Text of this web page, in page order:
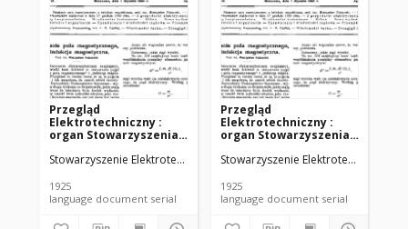
Przegląd
Elektrotechniczny :
organ Stowarzyszenia
Polskich R. VII z. 22
Stowarzyszenie Elektrotechników Polskich.
1925
language document serial
Przegląd
Elektrotechniczny :
organ Stowarzyszenia
Polskich R. VII z. 23
Stowarzyszenie Elektrotechników
1925
language document serial